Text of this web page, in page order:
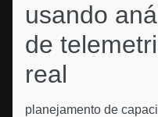
usando
de
real
planejamento de